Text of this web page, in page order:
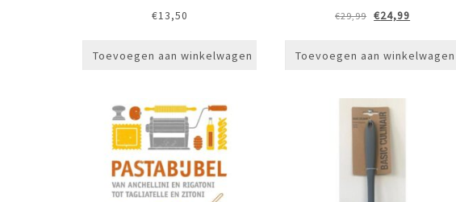
€13,50
Toevoegen aan winkelwagen
€29,99 Oorspronkelijke
€29,99.
€24,99
€24,99.
Toevoegen aan winkelwagen